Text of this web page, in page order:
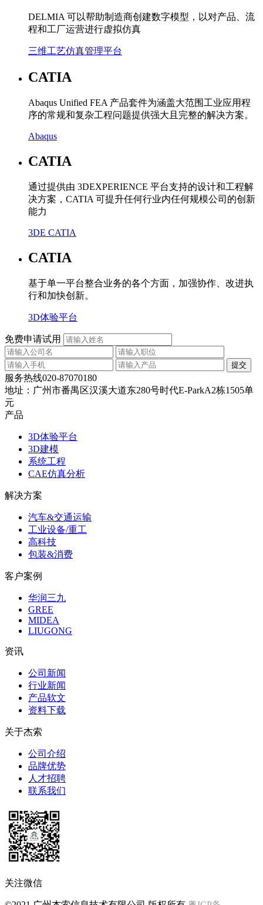
DELMIA 可以帮助制造商创建数字模型，以对产品、流
程和工厂运营进行虚拟仿真
三维工艺仿真管理平台
CATIA
Abaqus Unified FEA 产品套件为涵盖大范围工业应用程
序的常规和复杂工程问题提供强大且完整的解决方案。
Abaqus
CATIA
通过提供由 3DEXPERIENCE 平台支持的设计和工程解
决方案，CATIA 可提升任何行业内任何规模公司的创新
能力
3DE CATIA
CATIA
基于单一平台整合业务的各个方面，加强协作、改进执
行和加快创新。
3D体验平台
免费申请试用
服务热线020-87070180
地址： 广州市番禺区汉溪大道东280号时代E-ParkA2栋1505单
元
产品
3D体验平台
3D建模
系统工程
CAE仿真分析
解决方案
汽车&交通运输
工业设备/重工
高科技
包装&消费
客户案例
华润三九
GREE
MIDEA
LIUGONG
资讯
公司新闻
行业新闻
产品软文
资料下载
关于杰索
公司介绍
品牌优势
人才招聘
联系我们
关注微信